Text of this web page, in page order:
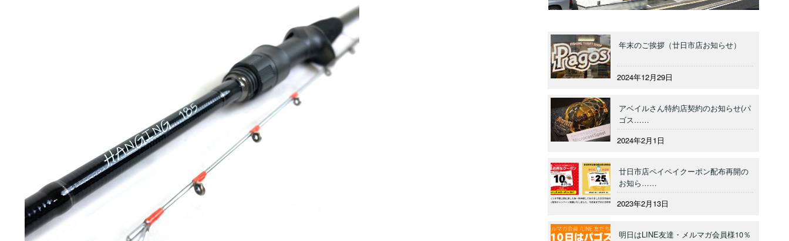
年末のご挨拶（廿日市店お知らせ）
2024年12月29日
アベイルさん特約店契約のお知らせ(パ
ゴス……
2024年2月1日
廿日市店ペイペイクーポン配布再開の
お知ら……
2023年2月13日
明日はLINE友達・メルマガ会員様10％